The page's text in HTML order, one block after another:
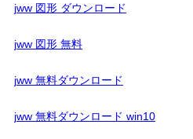
jww 図形 ダウンロード
jww 図形 無料
jww 無料ダウンロード
jww 無料ダウンロード win10